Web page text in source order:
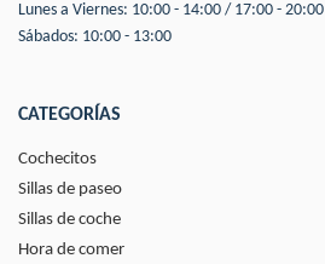
Lunes a Viernes: 10:00 - 14:00 / 17:00 - 20:00
Sábados: 10:00 - 13:00
CATEGORÍAS
Cochecitos
Sillas de paseo
Sillas de coche
Hora de comer